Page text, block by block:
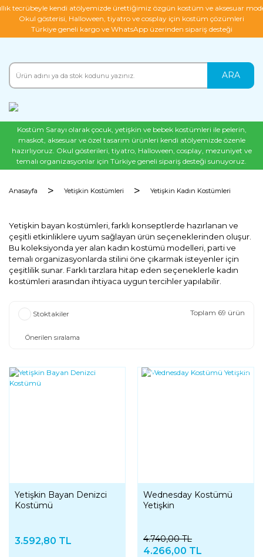
tecrübeyle kendi atölyemizde ürettiğimiz özgün kostüm ve aksesuar
Okul gösterisi, Halloween, tiyatro ve cosplay için kostüm çözümleri
Türkiye geneli kargo ve WhatsApp üzerinden sipariş desteği
ARA
Kostüm Sarayı olarak çocuk, yetişkin ve bebek kostümleri ile pelerin,
maskot, aksesuar ve özel tasarım ürünleri kendi atölyemizde özenle
hazırlıyoruz. Okul gösterileri, tiyatro, Halloween, cosplay, mezuniyet ve
temalı organizasyonlar için Türkiye geneli sipariş desteği sunuyoruz.
Anasayfa Yetişkin Kostümleri Yetişkin Kadın Kostümleri
Yetişkin bayan kostümleri, farklı konseptlerde hazırlanan ve
çeşitli etkinliklere uyum sağlayan ürün seçeneklerinden oluşur.
Bu koleksiyonda yer alan kadın kostümü modelleri, parti ve
temalı organizasyonlarda stilini öne çıkarmak isteyenler için
çeşitlilik sunar. Farklı tarzlara hitap eden seçeneklerle kadın
kostümleri arasından ihtiyaca uygun tercihler yapılabilir.
Stoktakiler Toplam 69 ürün
Yetişkin Bayan Denizci
Kostümü
3.592,80 TL
%10 YENI
Wednesday Kostümü
Yetişkin
4.740,00 TL
4.266,00 TL